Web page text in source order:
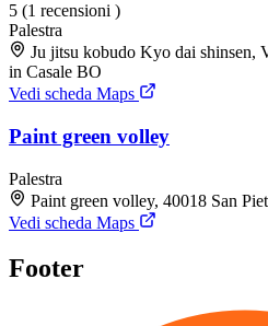
5 (1 recensioni )
Palestra
Ju jitsu kobudo Kyo dai shinsen,
in Casale BO
Vedi scheda Maps
Paint green volley
Palestra
Paint green volley, 40018 San
Vedi scheda Maps
Footer